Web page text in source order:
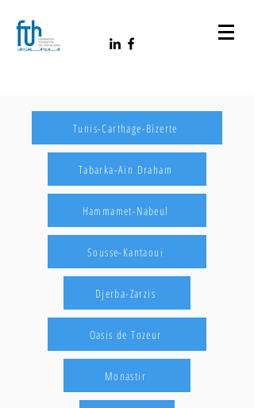
Tunis-Carthage-Bizerte
Tabarka-Ain Draham
Hammamet-Nabeul
Sousse-Kantaoui
Djerba-Zarzis
Oasis de Tozeur
Monastir